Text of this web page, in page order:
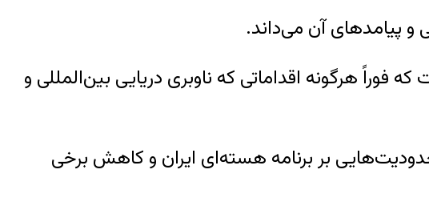
و پیامدهای آن می‌داند.
هرگونه اقداماتی که ناوبری دریایی بین‌المللی و
بر برنامه هسته‌ای ایران و کاهش برخی